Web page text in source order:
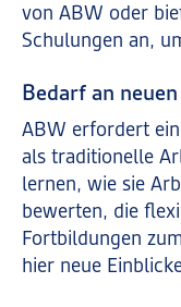
von ABW oder
Schulungen an,
Bedarf an
ABW erfordert
als traditionelle
lernen, wie sie
bewerten, die
Fortbildungen
hier neue